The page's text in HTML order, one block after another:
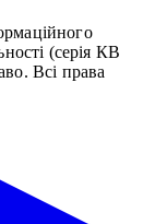
(серія КВ
Всі права